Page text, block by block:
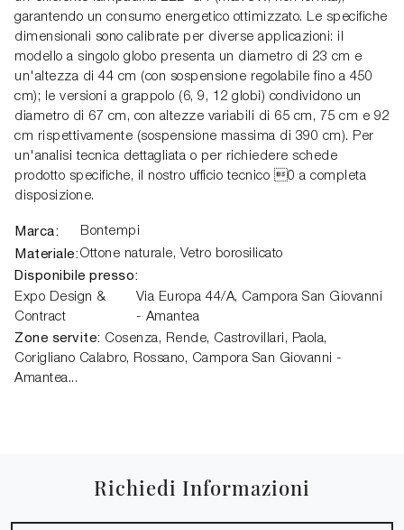
garantendo un consumo energetico ottimizzato. Le specifiche
dimensionali sono calibrate per diverse applicazioni: il
modello a singolo globo presenta un diametro di 23 cm e
un'altezza di 44 cm (con sospensione regolabile fino a 450
cm); le versioni a grappolo (6, 9, 12 globi) condividono un
diametro di 67 cm, con altezze variabili di 65 cm, 75 cm e 92
cm rispettivamente (sospensione massima di 390 cm). Per
un'analisi tecnica dettagliata o per richiedere schede
prodotto specifiche, il nostro ufficio tecnico 0 a completa
disposizione.
Marca: Bontempi
Materiale: Ottone naturale, Vetro borosilicato
Disponibile presso:
Expo Design &
Contract
Via Europa 44/A, Campora San Giovanni
- Amantea
Zone servite: Cosenza, Rende, Castrovillari, Paola,
Corigliano Calabro, Rossano, Campora San Giovanni -
Amantea...
Richiedi Informazioni